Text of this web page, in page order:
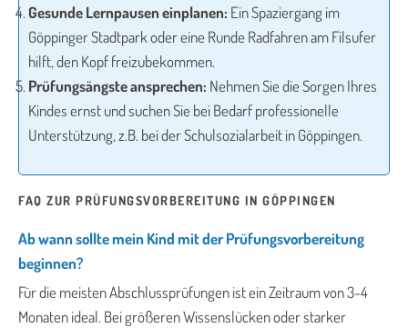
Gesunde Lernpausen einplanen: Ein Spaziergang im
Göppinger Stadtpark oder eine Runde Radfahren am Filsufer
hilft, den Kopf freizubekommen.
Prüfungsängste ansprechen: Nehmen Sie die Sorgen Ihres
Kindes ernst und suchen Sie bei Bedarf professionelle
Unterstützung, z.B. bei der Schulsozialarbeit in Göppingen.
FAQ ZUR PRÜFUNGSVORBEREITUNG IN GÖPPINGEN
Ab wann sollte mein Kind mit der Prüfungsvorbereitung
beginnen?
Für die meisten Abschlussprüfungen ist ein Zeitraum von 3-4
Monaten ideal. Bei größeren Wissenslücken oder starker